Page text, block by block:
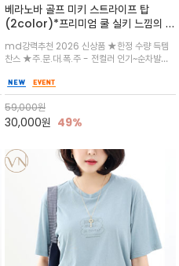
베라노바 골프 미키 스트라이프 탑
(2color)*프리미엄 쿨 실키 느낌의 폴
리소재와 스판으로 한 경쾌하게 여름내
내 ★골프 미키티 포함 구매및 20만원
넘는 구매고객님께는 타이틀리스트 베라
노바 골프공 2피스 3구 증정(소진시 마
감)★
md강력추천 2026 신상품 ★한정 수량 득템
찬스 ★주.문.대.폭.주 - 전컬러 인기~순차발송
이프가 산뜻한 컬러감을 연출/안정감 있는 라운
드 넥라인과 여유있는 스탠다드 핏으로 여름내내
이쁘게 입으세요 ^^
59,000원
30,000원 49%